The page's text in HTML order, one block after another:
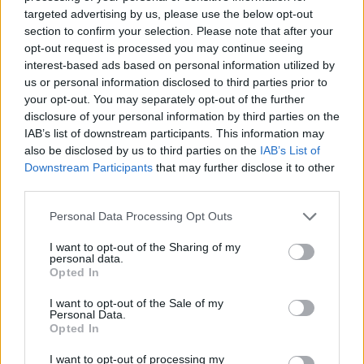
targeted advertising by us, please use the below opt-out
section to confirm your selection. Please note that after your
opt-out request is processed you may continue seeing
interest-based ads based on personal information utilized by
us or personal information disclosed to third parties prior to
your opt-out. You may separately opt-out of the further
disclosure of your personal information by third parties on the
IAB’s list of downstream participants. This information may
also be disclosed by us to third parties on the IAB’s List of
Downstream Participants that may further disclose it to other
Please note that this website/app uses one or more Google
not limited to your visit or usage behaviour. You may click to
grant or deny consent to Google and its third-party tags to
use your data for below specified purposes in below Google
consent section.
Personal Data Processing Opt Outs
I want to opt-out of the Sharing of my
personal data.
Opted In
I want to opt-out of the Sale of my
Personal Data.
Opted In
I want to opt-out of processing my
προπονητή τους, Τζαμάλ Μόσλι, έπειτα από τον αποκλεισμό
από τους Ντιτρόιτ Πίστονς,...
Οι Πίστονς έφεραν ΤΟΥΜΠΑ
τους Μάτζικ από το 1-3 κι
επέστρεψαν στα ημιτελικά της
Ανατολής μετά το 2008
04/MAY/26 00:11
Οι Πίστονς κέρδισαν και το Game 7 με τους Μάτζικ στο
Οι Μάτζικ βάζουν στα… σχοινιά
1!
Οι Ορλάντο Μάτζικ έκαναν το 2-1 στη σειρά του 1ου γύρου
των playoffs του ΝΒΑ κόντρα στους Ντιτρόιτ Πίστονς!
Μάτζικ: Break στο Ντιτρόιτ,